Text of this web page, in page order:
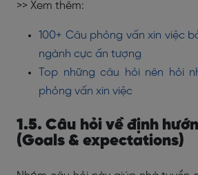
>> Xem thêm:
100+ Câu phỏng vấn xin việc
ngành cực ấn tượng
Top những câu hỏi nên hỏi
phỏng vấn xin việc
1.5. Câu hỏi về định
(Goals & expectations)